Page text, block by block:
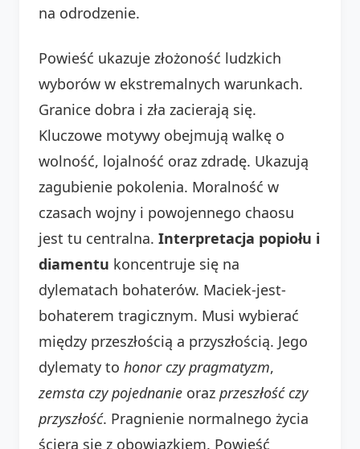
na odrodzenie.
Powieść ukazuje złożoność ludzkich
wyborów w ekstremalnych warunkach.
Granice dobra i zła zacierają się.
Kluczowe motywy obejmują walkę o
wolność, lojalność oraz zdradę. Ukazują
zagubienie pokolenia. Moralność w
czasach wojny i powojennego chaosu
jest tu centralna. Interpretacja popiołu i
diamentu koncentruje się na
dylematach bohaterów. Maciek-jest-
bohaterem tragicznym. Musi wybierać
między przeszłością a przyszłością. Jego
dylematy to honor czy pragmatyzm,
zemsta czy pojednanie oraz przeszłość czy
przyszłość. Pragnienie normalnego życia
ściera się z obowiązkiem. Powieść